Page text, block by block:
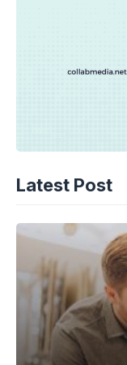
Latest Post